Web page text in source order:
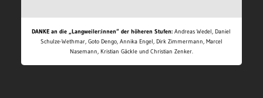
DANKE an die „Langweiler:innen“ der höheren Stufen: Andreas Wedel, Daniel
Schulze-Wethmar, Goto Dengo, Annika Engel, Dirk Zimmermann, Marcel
Nasemann, Kristian Gäckle und Christian Zenker.